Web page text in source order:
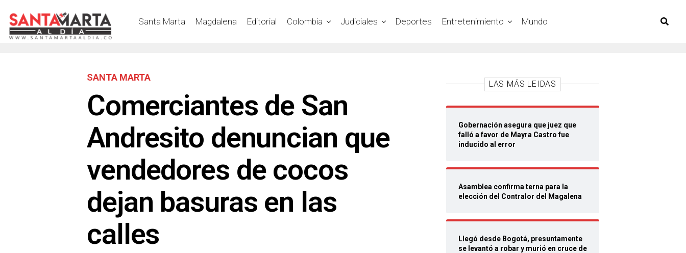
Santa Marta Magdalena Editorial Colombia Judiciales Deportes Entretenimiento Mundo
SANTA MARTA
Comerciantes de San
Andresito denuncian que
vendedores de cocos
dejan basuras en las
calles
LAS MÁS LEIDAS
Gobernación asegura que juez que
falló a favor de Mayra Castro fue
inducido al error
Asamblea confirma terna para la
elección del Contralor del Magalena
Llegó desde Bogotá, presuntamente
se levantó a robar y murió en cruce de